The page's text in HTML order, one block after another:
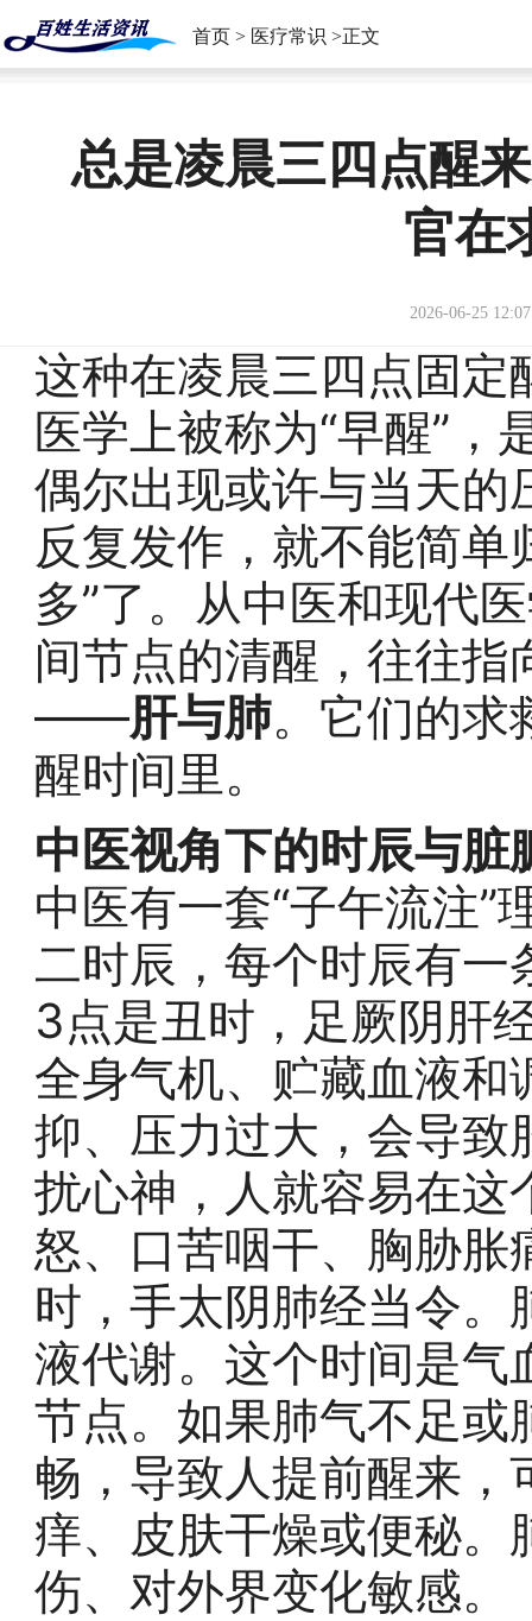
首页 > 医疗常识 >正文
总是凌晨三四点醒
官在
2026-06-25
这种在凌晨三四点固
医学上被称为“早醒”，
偶尔出现或许与当天
反复发作，就不能简单
多”了。从中医和现代
间节点的清醒，往往
——肝与肺。它们的求
醒时间里。
中医视角下的时辰与脏
中医有一套“子午流注
二时辰，每个时辰有一
3点是丑时，足厥阴肝
全身气机、贮藏血液
抑、压力过大，会导
扰心神，人就容易在
怒、口苦咽干、胸胁
时，手太阴肺经当令
液代谢。这个时间是
节点。如果肺气不足
畅，导致人提前醒来
痒、皮肤干燥或便秘
伤、对外界变化敏感。